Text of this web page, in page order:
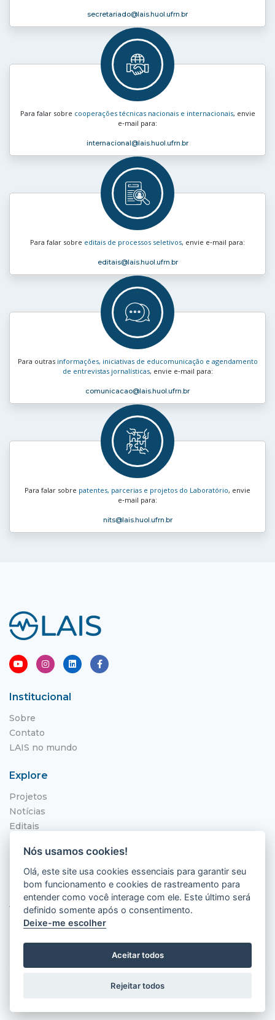
secretariado@lais.huol.ufrn.br
Para falar sobre cooperações técnicas nacionais e internacionais, envie
e‑mail para:
internacional@lais.huol.ufrn.br
Para falar sobre editais de processos seletivos, envie e‑mail para:
editais@lais.huol.ufrn.br
Para outras informações, iniciativas de educomunicação e agendamento
de entrevistas jornalísticas, envie e‑mail para:
comunicacao@lais.huol.ufrn.br
Para falar sobre patentes, parcerias e projetos do Laboratório, envie
e‑mail para:
nits@lais.huol.ufrn.br
Institucional
Sobre
Contato
LAIS no mundo
Explore
Projetos
Notícias
Editais
Localização
Hospital Universitário Onofre Lopes - HUOL
Av. Nilo Peçanha, 620 - Petrópolis
Natal - RN, 59012-300
2026 © LAIS (HUOL). Todos os direitos
Nós usamos cookies!
Olá, este site usa cookies essenciais para garantir seu
bom funcionamento e cookies de rastreamento para
entender como você interage com ele. Este último será
definido somente após o consentimento.
Deixe-me escolher
Aceitar todos
Rejeitar todos